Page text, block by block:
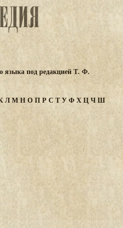
языка под редакцией Т. Ф.
ЛМНОПР С ТУФХЦЧШ